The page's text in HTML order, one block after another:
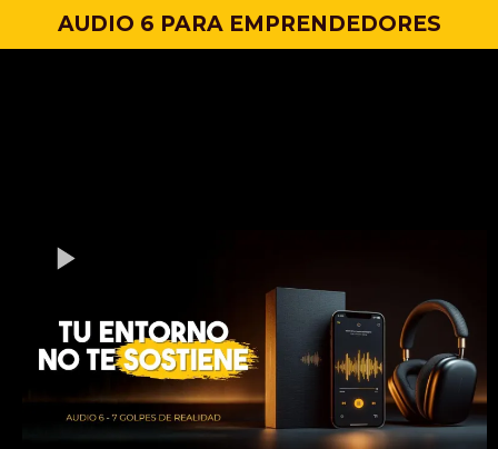
AUDIO 6 PARA EMPRENDEDORES